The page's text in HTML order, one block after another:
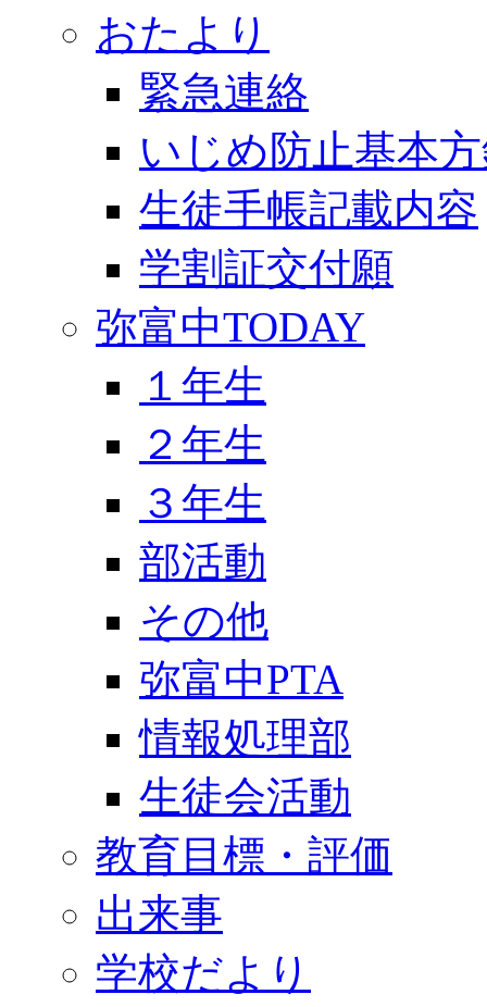
おたより
緊急連絡
いじめ防止基本
生徒手帳記載内容
学割証交付願
弥富中TODAY
１年生
２年生
３年生
部活動
その他
弥富中PTA
情報処理部
生徒会活動
教育目標・評価
出来事
学校だより